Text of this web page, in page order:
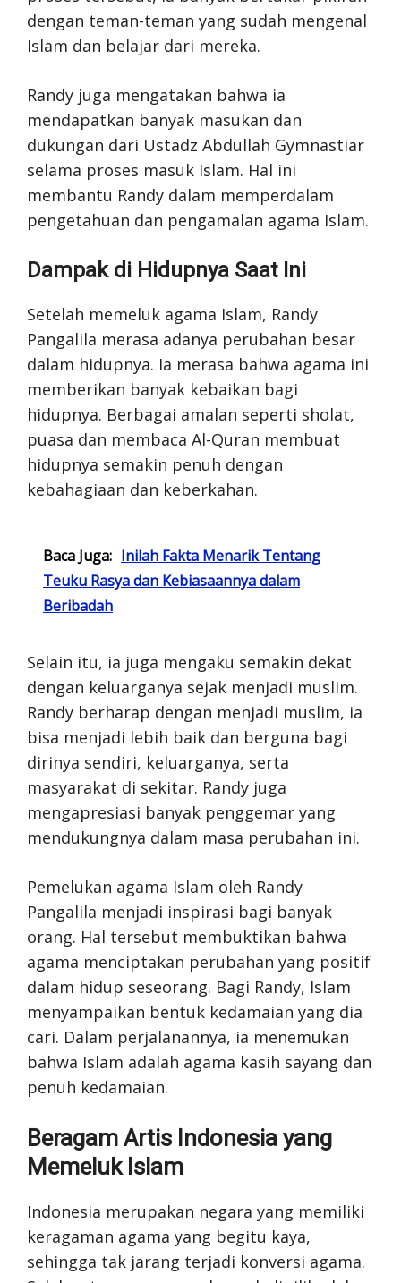
dengan teman-teman yang sudah mengenal
Islam dan belajar dari mereka.
Randy juga mengatakan bahwa ia
mendapatkan banyak masukan dan
dukungan dari Ustadz Abdullah Gymnastiar
selama proses masuk Islam. Hal ini
membantu Randy dalam memperdalam
pengetahuan dan pengamalan agama Islam.
Dampak di Hidupnya Saat Ini
Setelah memeluk agama Islam, Randy
Pangalila merasa adanya perubahan besar
dalam hidupnya. Ia merasa bahwa agama ini
memberikan banyak kebaikan bagi
hidupnya. Berbagai amalan seperti sholat,
puasa dan membaca Al-Quran membuat
hidupnya semakin penuh dengan
kebahagiaan dan keberkahan.
Baca Juga: Inilah Fakta Menarik Tentang
Teuku Rasya dan Kebiasaannya dalam
Beribadah
Selain itu, ia juga mengaku semakin dekat
dengan keluarganya sejak menjadi muslim.
Randy berharap dengan menjadi muslim, ia
bisa menjadi lebih baik dan berguna bagi
dirinya sendiri, keluarganya, serta
masyarakat di sekitar. Randy juga
mengapresiasi banyak penggemar yang
mendukungnya dalam masa perubahan ini.
Pemelukan agama Islam oleh Randy
Pangalila menjadi inspirasi bagi banyak
orang. Hal tersebut membuktikan bahwa
agama menciptakan perubahan yang positif
dalam hidup seseorang. Bagi Randy, Islam
menyampaikan bentuk kedamaian yang dia
cari. Dalam perjalanannya, ia menemukan
bahwa Islam adalah agama kasih sayang dan
penuh kedamaian.
Beragam Artis Indonesia yang
Memeluk Islam
Indonesia merupakan negara yang memiliki
keragaman agama yang begitu kaya,
sehingga tak jarang terjadi konversi agama.